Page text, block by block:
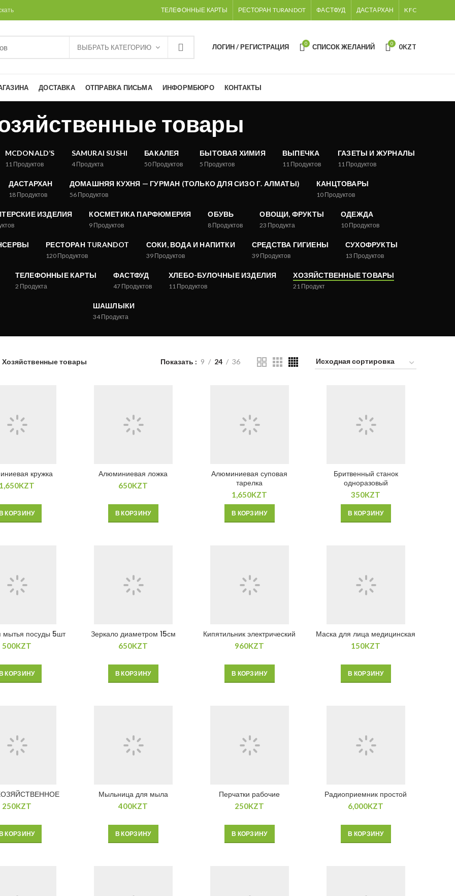
ТЕЛЕФОННЫЕ КАРТЫ РЕСТОРАН TURANDOT ФАСТФУД ДАСТАРХАН KFC
ВЫБРАТЬ КАТЕГОРИЮ ЛОГИН / РЕГИСТРАЦИЯ 0 СПИСОК ЖЕЛАНИЙ 0 0KZT
ДОСТАВКА ОТПРАВКА ПИСЬМА ИНФОРМБЮРО КОНТАКТЫ
товары
MCDONALD’S
11 Продуктов
SAMURAI SUSHI
4 Продукта
БАКАЛЕЯ
50 Продуктов
БЫТОВАЯ ХИМИЯ
5 Продуктов
ВЫПЕЧКА
11 Продуктов
ГАЗЕТЫ И ЖУРНАЛЫ
11 Продуктов
ДАСТАРХАН
18 Продуктов
ДОМАШНЯЯ КУХНЯ — ГУРМАН (ТОЛЬКО ДЛЯ СИЗО Г. АЛМАТЫ)
56 Продуктов
КАНЦТОВАРЫ
10 Продуктов
ИЗДЕЛИЯ КОСМЕТИКА ПАРФЮМЕРИЯ
9 Продуктов
ОБУВЬ
8 Продуктов
ОВОЩИ, ФРУКТЫ
23 Продукта
ОДЕЖДА
10 Продуктов
РЕСТОРАН TURANDOT
120 Продуктов
СОКИ, ВОДА И НАПИТКИ
39 Продуктов
СРЕДСТВА ГИГИЕНЫ
39 Продуктов
СУХОФРУКТЫ
13 Продуктов
ТЕЛЕФОННЫЕ КАРТЫ
2 Продукта
ФАСТФУД
47 Продуктов
ХЛЕБО-БУЛОЧНЫЕ ИЗДЕЛИЯ
11 Продуктов
ХОЗЯЙСТВЕННЫЕ ТОВАРЫ
21 Продукт
ШАШЛЫКИ
34 Продукта
Хозяйственные товары Показать 9 24 36
кружка
KZT
КОРЗИНУ
Алюминиевая ложка
650KZT
В КОРЗИНУ
Алюминиевая суповая
тарелка
1,650KZT
В КОРЗИНУ
Бритвенный станок
одноразовый
350KZT
В КОРЗИНУ
мытья посуды 5шт
500KZT
КОРЗИНУ
Зеркало диаметром 15см
650KZT
В КОРЗИНУ
Кипятильник электрический
960KZT
В КОРЗИНУ
Маска для лица медицинская
150KZT
В КОРЗИНУ
250KZT
КОРЗИНУ
Мыльница для мыла
400KZT
В КОРЗИНУ
Перчатки рабочие
250KZT
В КОРЗИНУ
Радиоприемник простой
6,000KZT
В КОРЗИНУ